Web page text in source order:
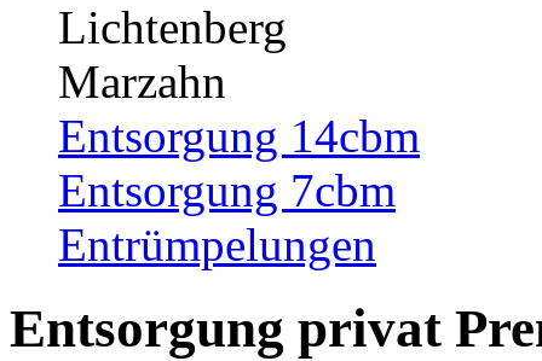
Lichtenberg
Marzahn
Entsorgung 14cbm
Entsorgung 7cbm
Entrümpelungen
Entsorgung privat